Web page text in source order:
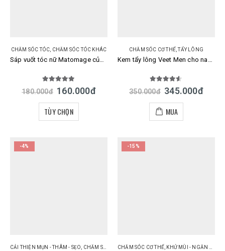
CHĂM SÓC TÓC CHĂM SÓC TÓC KHÁC
Sáp vuốt tóc nữ Matomage của Nhật Bản
out of 5
180.000đ 160.000đ
TÙY CHỌN
CHĂM SÓC CƠ THỂ,TẨY LÔNG
Kem tẩy lông Veet Men cho nam giới Nhật Bản
out of 5
350.000đ 345.000đ
MUA
-4%
CẢI THIỆN MỤN - THÂM - SẸO, CHĂM SÓC DA
-15%
CHĂM SÓC CƠ THỂ, KHỬ MÙI - NGĂN MỒ HÔI